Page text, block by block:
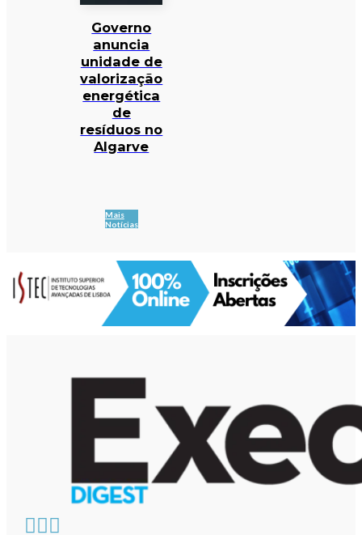
Governo
anuncia
unidade de
valorização
energética
de
resíduos no
Algarve
Mais
Notícias